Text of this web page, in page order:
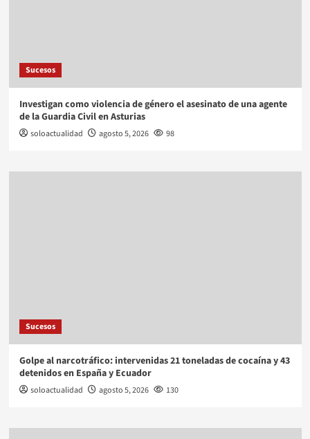
Sucesos
Investigan como violencia de género el asesinato de una agente
de la Guardia Civil en Asturias
soloactualidad agosto 5, 2026 98
Sucesos
Golpe al narcotráfico: intervenidas 21 toneladas de cocaína y 43
detenidos en España y Ecuador
soloactualidad agosto 5, 2026 130